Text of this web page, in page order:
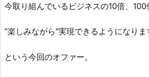
今取り組んでいるビジネスの10倍、
“楽しみながら"実現できるようになります
という今回のオファー。